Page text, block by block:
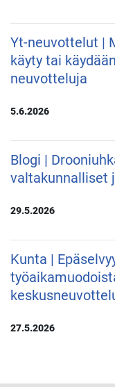
Yt-neuvottelut |
käyty tai
neuvotteluja
5.6.2026
Blogi |
valtakunnalliset
29.5.2026
Kunta |
27.5.2026